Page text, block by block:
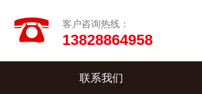
客户咨询热线：
13828864958
联系我们